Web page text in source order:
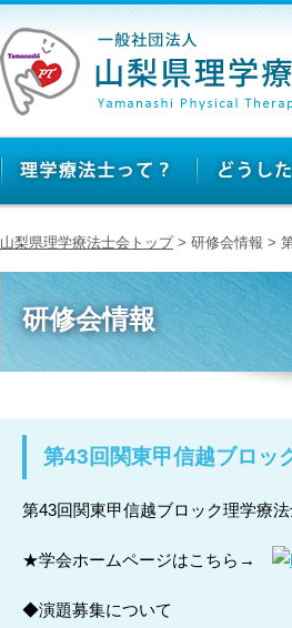
山梨県理学療法士会トップ> 研修会情報 >
研修会情報
第43回関東甲信越ブロッ
第43回関東甲信越ブロック理学療
★学会ホームページはこちら→
◆演題募集について